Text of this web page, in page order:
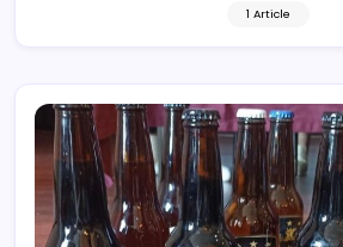
1 Article